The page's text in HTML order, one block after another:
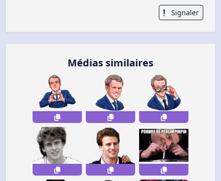
Signaler
Médias similaires